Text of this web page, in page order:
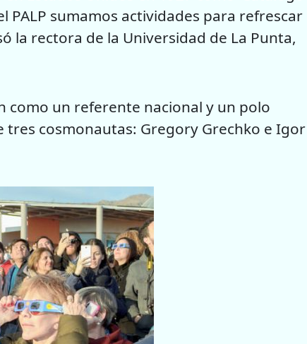
PALP sumamos actividades para refrescar
la rectora de la Universidad de La Punta,
como un referente nacional y un polo
cosmonautas: Gregory Grechko e Igor